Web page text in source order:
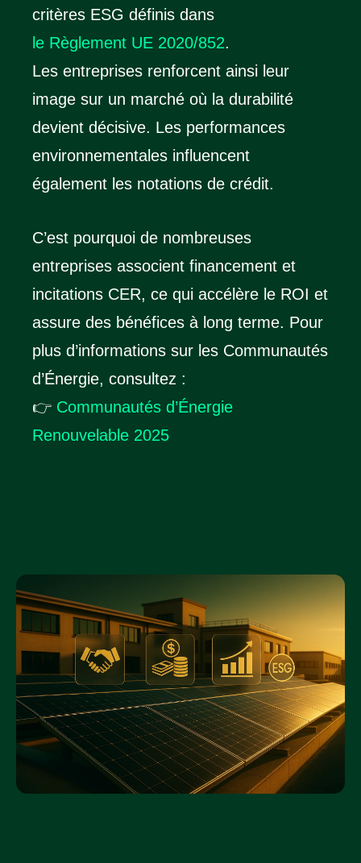
critères ESG définis dans
le Règlement UE 2020/852.
Les entreprises renforcent ainsi leur
image sur un marché où la durabilité
devient décisive. Les performances
environnementales influencent
également les notations de crédit.
C’est pourquoi de nombreuses
entreprises associent financement et
incitations CER, ce qui accélère le ROI et
assure des bénéfices à long terme. Pour
plus d’informations sur les Communautés
d’Énergie, consultez :
👉 Communautés d’Énergie
Renouvelable 2025